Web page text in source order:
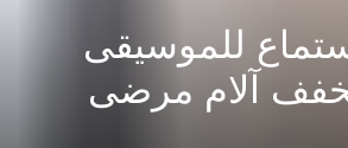
للموسيقى
آلام مرضى